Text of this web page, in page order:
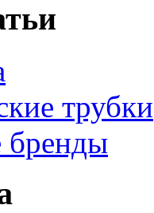
трубки
бренды